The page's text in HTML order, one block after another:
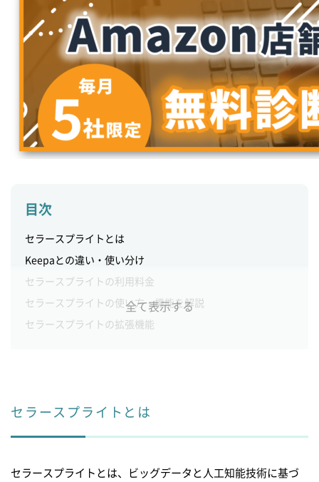
目次
セラースプライトとは
Keepaとの違い・使い分け
セラースプライトの利用料金
セラースプライトの使い方・機能を解説
セラースプライトの拡張機能
割引クーポンでセラースプライトをお得に活用！
全て表示する
セラースプライトとは
セラースプライトとは、ビッグデータと人工知能技術に基づ